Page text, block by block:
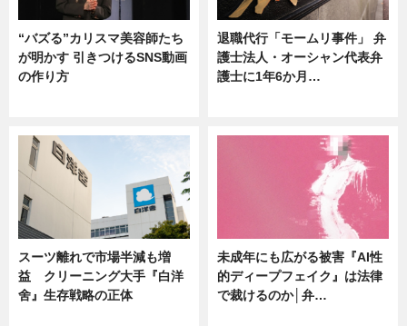
“バズる”カリスマ美容師たち
が明かす 引きつけるSNS動画
の作り方
退職代行「モームリ事件」 弁
護士法人・オーシャン代表弁
護士に1年6か月…
スーツ離れで市場半減も増
益 クリーニング大手『白洋
舍』生存戦略の正体
未成年にも広がる被害『AI性
的ディープフェイク』は法律
で裁けるのか│弁…